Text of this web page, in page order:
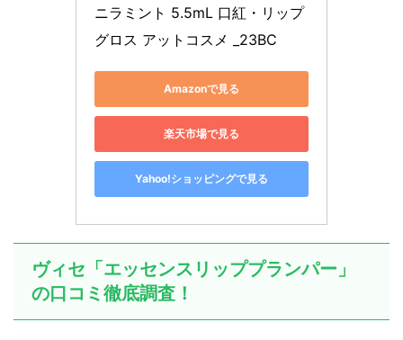
ニラミント 5.5mL 口紅・リップ
グロス アットコスメ _23BC
Amazonで見る
楽天市場で見る
Yahoo!ショッピングで見る
ヴィセ「エッセンスリッププランパー」
の口コミ徹底調査！